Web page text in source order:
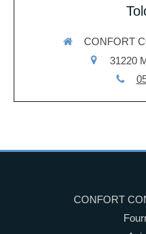
CONFORT
31220
CONFORT